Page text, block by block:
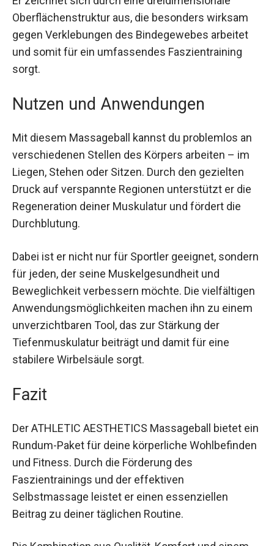
Er zeichnet sich durch eine dreidimensionale
Oberflächenstruktur aus, die besonders wirksam
gegen Verklebungen des Bindegewebes arbeitet
und somit für ein umfassendes Faszientraining
sorgt.
Nutzen und Anwendungen
Mit diesem Massageball kannst du problemlos an
verschiedenen Stellen des Körpers arbeiten – im
Liegen, Stehen oder Sitzen. Durch den gezielten
Druck auf verspannte Regionen unterstützt er die
Regeneration deiner Muskulatur und fördert die
Durchblutung.
Dabei ist er nicht nur für Sportler geeignet,
sondern für jeden, der seine Muskelgesundheit
und Beweglichkeit verbessern möchte. Die
vielfältigen Anwendungsmöglichkeiten machen
ihn zu einem unverzichtbaren Tool, das zur
Stärkung der Tiefenmuskulatur beiträgt und
Fazit
Der ATHLETIC AESTHETICS Massageball bietet
ein Rundum-Paket für deine körperliche
Wohlbefinden und Fitness. Durch die Förderung
des Faszientrainings und der effektiven
Selbstmassage leistet er einen essenziellen
Beitrag zu deiner täglichen Routine.